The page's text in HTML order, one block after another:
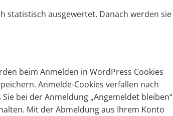
statistisch ausgewertet. Danach werden sie
beim Anmelden in WordPress Cookies
Anmelde-Cookies verfallen nach
bei der Anmeldung „Angemeldet bleiben“
Mit der Abmeldung aus Ihrem Konto